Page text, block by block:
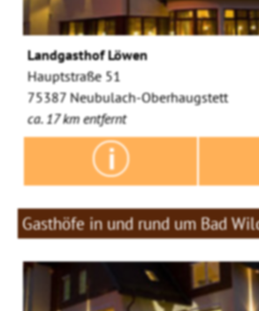
Landgasthof Löwen
Hauptstraße 51
75387 Neubulach-Oberhaugstett
ca. 17 km entfernt
Gasthöfe in und rund um Bad